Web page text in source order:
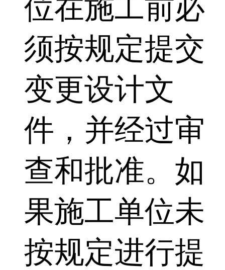
位在施工前必
须按规定提交
变更设计文
件，并经过审
查和批准。如
果施工单位未
按规定进行提